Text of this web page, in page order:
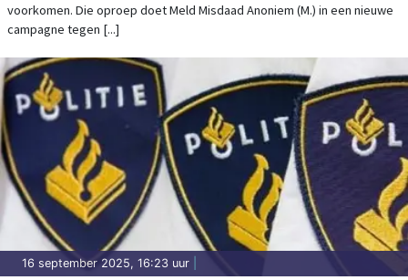
voorkomen. Die oproep doet Meld Misdaad Anoniem (M.) in een nieuwe
campagne tegen [...]
16 september 2025, 16:23 uur